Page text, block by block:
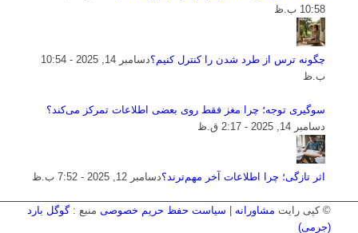
10:58 ب.ظ
چگونه ترس از طرد شدن را کنترل کنیم؟
دسامبر 14, 2025 - 10:54
ب.ظ
سوگیری توجه؛ چرا مغز فقط روی بعضی اطلاعات تمرکز می‌کند؟
دسامبر 14, 2025 - 2:17 ق.ظ
اثر تازگی؛ چرا اطلاعات آخر مهم‌ترند؟دسامبر 12, 2025 - 7:52 ب.ظ
© کپی رایت مشاورانه | سیاست حفظ حریم خصوصی منبع :گوگل بارد
(جرمی)